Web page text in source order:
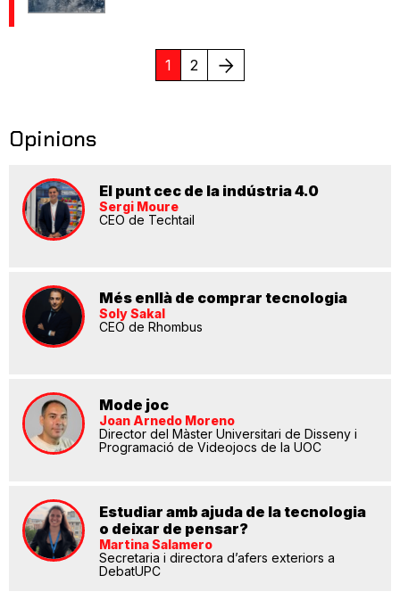
1 2 Següent
Opinions
El punt cec de la indústria 4.0
Sergi Moure
CEO de Techtail
Més enllà de comprar tecnologia
Soly Sakal
CEO de Rhombus
Mode joc
Joan Arnedo Moreno
Director del Màster Universitari de Disseny i
Programació de Videojocs de la UOC
Estudiar amb ajuda de la tecnologia
o deixar de pensar?
Martina Salamero
Secretaria i directora d’afers exteriors a
DebatUPC